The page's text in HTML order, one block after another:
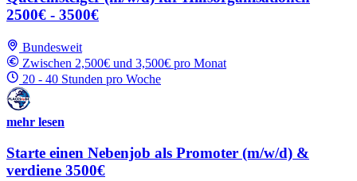
2500€ - 3500€
Bundesweit
Zwischen 2,500€ und 3,500€ pro Monat
20 - 40 Stunden pro Woche
mehr lesen
Starte einen Nebenjob als Promoter (m/w/d) &
verdiene 3500€